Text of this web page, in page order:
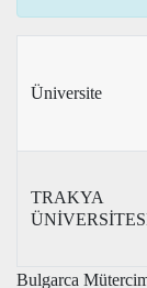
Üniversite
TRAKYA
Bulgarca